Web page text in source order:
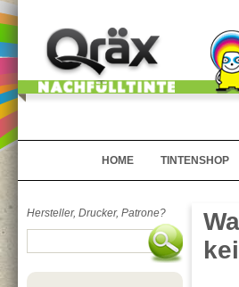
HOME TINTENSHOP
Hersteller, Drucker, Patrone?